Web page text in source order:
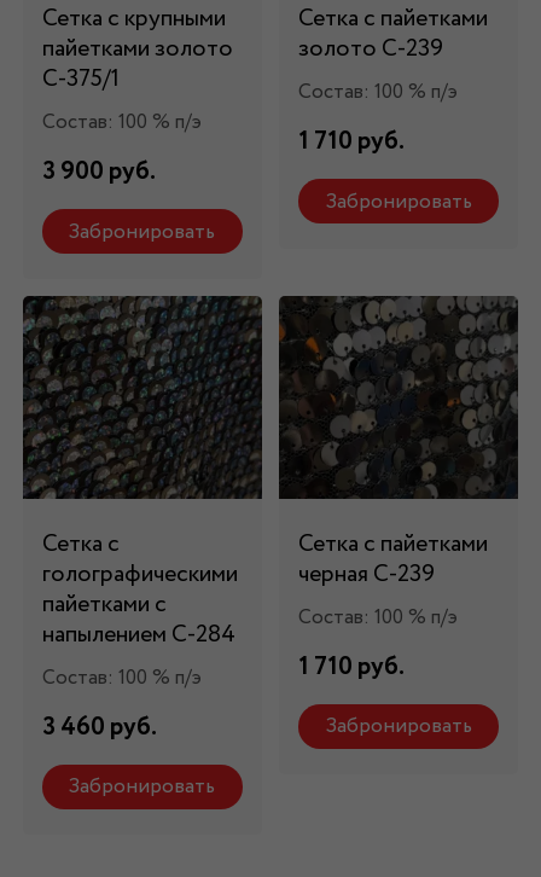
Сетка с крупными
пайетками золото
С-375/1
Состав: 100 % п/э
3 900 руб.
Забронировать
Сетка с пайетками
золото С-239
Состав: 100 % п/э
1 710 руб.
Забронировать
Сетка с
голографическими
пайетками с
напылением С-284
Состав: 100 % п/э
3 460 руб.
Забронировать
Сетка с пайетками
черная С-239
Состав: 100 % п/э
1 710 руб.
Забронировать